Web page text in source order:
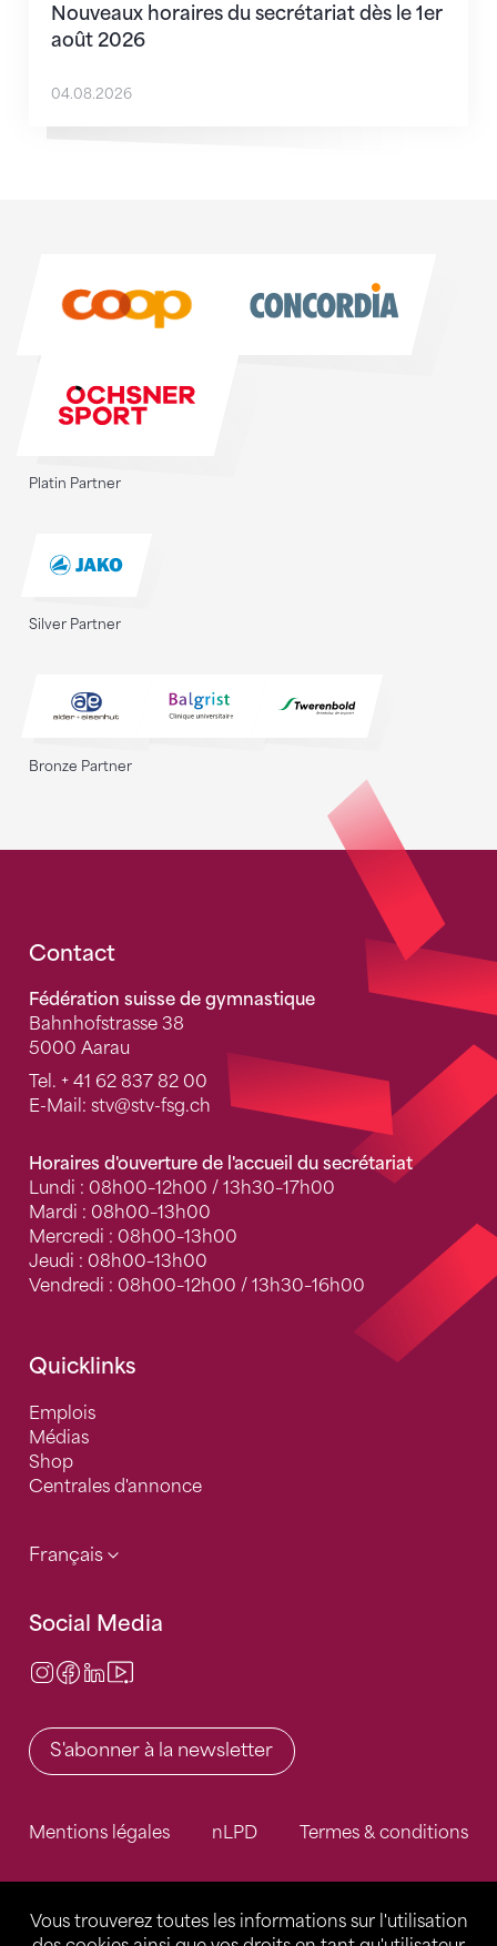
Vous trouverez toutes les informations sur l'utilisation
Nouveaux horaires du secrétariat dès le 1er
août 2026
04.08.2026
Platin Partner
Silver Partner
Bronze Partner
Fusszeile
Contact
Fédération suisse de gymnastique
Bahnhofstrasse 38
5000 Aarau
Tel. + 41 62 837 82 00
E-Mail: stv@stv-fsg.ch
Horaires d'ouverture de l'accueil du secrétariat
Lundi : 08h00–12h00 / 13h30–17h00
Mardi : 08h00–13h00
Mercredi : 08h00–13h00
Jeudi : 08h00–13h00
Vendredi : 08h00–12h00 / 13h30–16h00
Quicklinks
Emplois
Médias
Shop
Centrales d'annonce
Français
Social Media
Instagram
Facebook
LinkedIn
S'abonner à la newsletter
Mentions légales nLPD Termes & conditions